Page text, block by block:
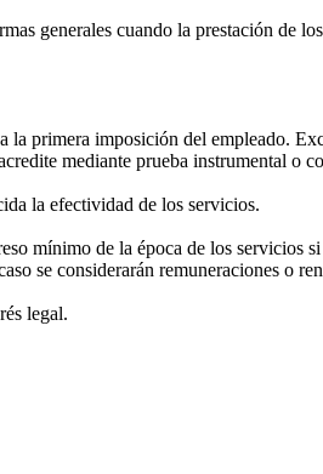
generales cuando la prestación de
la primera imposición del empleado.
mediante prueba instrumental o
la efectividad de los servicios.
mínimo de la época de los servicios si
se considerarán remuneraciones o
legal.